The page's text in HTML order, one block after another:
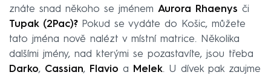
znáte snad někoho se jménem Aurora Rhaenys či
Tupak (2Pac)? Pokud se vydáte do Košic, můžete
tato jména nově nalézt v místní matrice. Několika
dalšími jmény, nad kterými se pozastavíte, jsou třeba
Darko, Cassian, Flavio a Melek. U dívek pak zaujme